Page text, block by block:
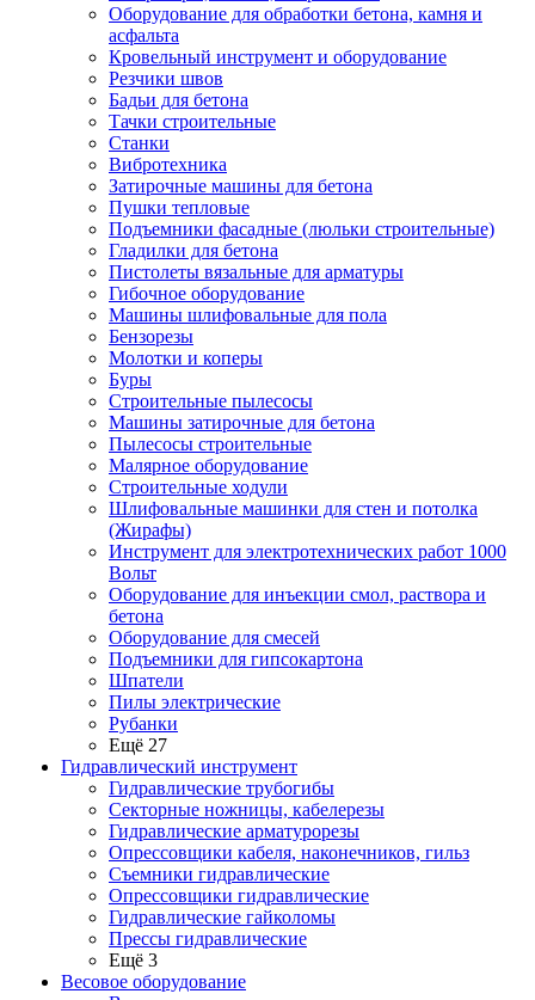
Оборудование для обработки бетона, камня и
асфальта
Кровельный инструмент и оборудование
Резчики швов
Бадьи для бетона
Тачки строительные
Станки
Вибротехника
Затирочные машины для бетона
Пушки тепловые
Подъемники фасадные (люльки строительные)
Гладилки для бетона
Пистолеты вязальные для арматуры
Гибочное оборудование
Машины шлифовальные для пола
Бензорезы
Молотки и коперы
Буры
Строительные пылесосы
Машины затирочные для бетона
Пылесосы строительные
Малярное оборудование
Строительные ходули
Шлифовальные машинки для стен и потолка
(Жирафы)
Инструмент для электротехнических работ 1000
Вольт
Оборудование для инъекции смол, раствора и
бетона
Оборудование для смесей
Подъемники для гипсокартона
Шпатели
Пилы электрические
Рубанки
Ещё 27
Гидравлический инструмент
Гидравлические трубогибы
Секторные ножницы, кабелерезы
Гидравлические арматурорезы
Опрессовщики кабеля, наконечников, гильз
Съемники гидравлические
Опрессовщики гидравлические
Гидравлические гайколомы
Прессы гидравлические
Ещё 3
Весовое оборудование